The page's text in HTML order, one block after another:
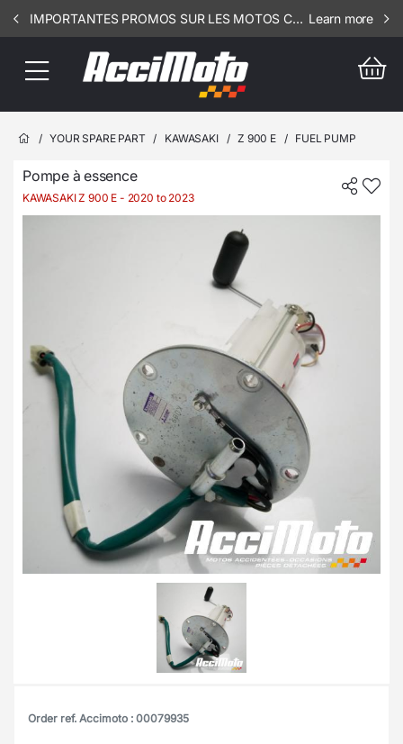
IMPORTANTES PROMOS SUR LES MOTOS COMPLETES !!! CONSULTEZ NOS ANNONCES ----- ELEC - RSV - 1812 Learn more
/ YOUR SPARE PART / KAWASAKI / Z 900 E / FUEL PUMP
Pompe à essence
KAWASAKI Z 900 E - 2020 to 2023
Order ref. Accimoto : 00079935